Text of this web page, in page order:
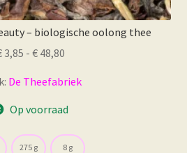
– biologische oolong thee
3,85 - € 48,80
tot
€ 48,80
De Theefabriek
Op voorraad
275 g 8 g